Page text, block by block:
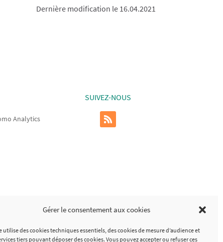
Gérer le consentement aux cookies
utilise des cookies techniques essentiels, des cookies de mesure d’audience et
tiers pouvant déposer des cookies. Vous pouvez accepter ou refuser ces
Dernière modification le 16.04.2021
Analytics
SUIVEZ-NOUS